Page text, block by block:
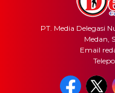
PT. Media Delegasi
Medan,
Email